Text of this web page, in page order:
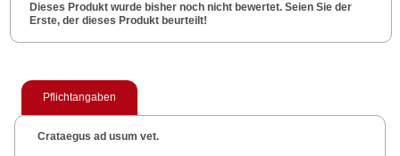
Dieses Produkt wurde bisher noch nicht bewertet. Seien Sie der
Erste, der dieses Produkt beurteilt!
Pflichtangaben
Crataegus ad usum vet.